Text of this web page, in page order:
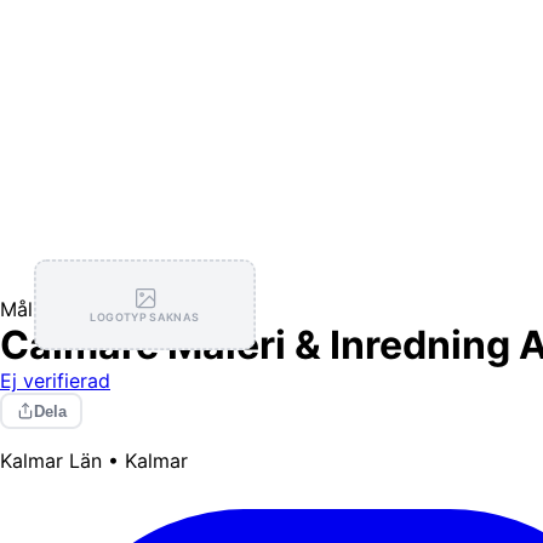
LOGOTYP SAKNAS
Målning / Tapetsering
Calmare Måleri & Inredning
Ej verifierad
Dela
Kalmar Län • Kalmar